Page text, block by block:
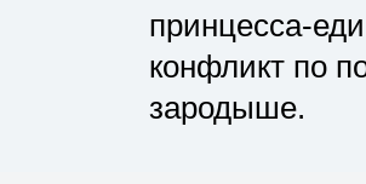
принцесса-
конфликт по
зародыше.